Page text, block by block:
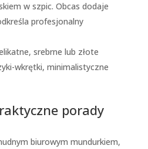
w szpic. Obcas dodaje
profesjonalny
srebrne lub złote
wkrętki, minimalistyczne
porady
biurowym mundurkiem,